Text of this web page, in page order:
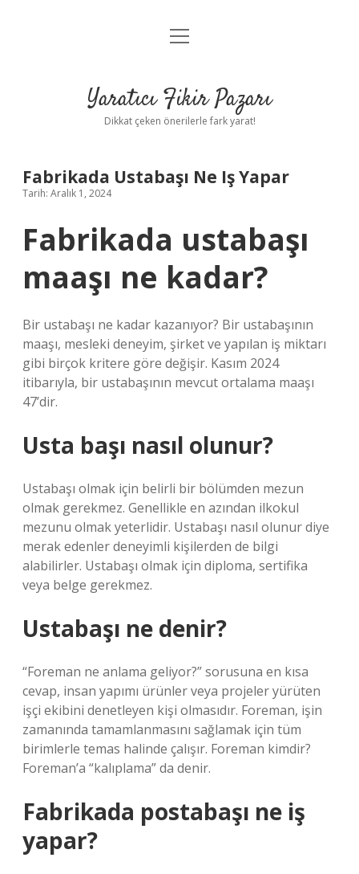
Anasayfa
Yasal Uyarı
menüyü
Yaratıcı Fikir Pazarı
Dikkat çeken önerilerle fark yarat!
Fabrikada Ustabaşı Ne Iş Yapar
Tarih: Aralık 1, 2024
Fabrikada ustabaşı
maaşı ne kadar?
Bir ustabaşı ne kadar kazanıyor? Bir ustabaşının
maaşı, mesleki deneyim, şirket ve yapılan iş miktarı
gibi birçok kritere göre değişir. Kasım 2024
itibarıyla, bir ustabaşının mevcut ortalama maaşı
47’dir.
Usta başı nasıl olunur?
Ustabaşı olmak için belirli bir bölümden mezun
olmak gerekmez. Genellikle en azından ilkokul
mezunu olmak yeterlidir. Ustabaşı nasıl olunur diye
merak edenler deneyimli kişilerden de bilgi
alabilirler. Ustabaşı olmak için diploma, sertifika
veya belge gerekmez.
Ustabaşı ne denir?
“Foreman ne anlama geliyor?” sorusuna en kısa
cevap, insan yapımı ürünler veya projeler yürüten
işçi ekibini denetleyen kişi olmasıdır. Foreman, işin
zamanında tamamlanmasını sağlamak için tüm
birimlerle temas halinde çalışır. Foreman kimdir?
Foreman’a “kalıplama” da denir.
Fabrikada postabaşı ne iş
yapar?